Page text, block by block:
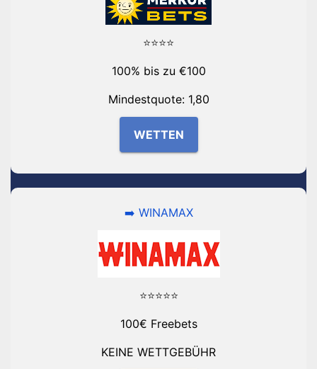
⭐⭐⭐⭐
100% bis zu €100
Mindestquote: 1,80
WETTEN
➡️ WINAMAX
⭐⭐⭐⭐⭐
100€ Freebets
KEINE WETTGEBÜHR